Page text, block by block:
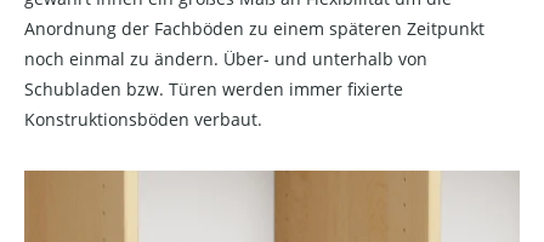
Anordnung der Fachböden zu einem späteren Zeitpunkt
noch einmal zu ändern. Über- und unterhalb von
Schubladen bzw. Türen werden immer fixierte
Konstruktionsböden verbaut.